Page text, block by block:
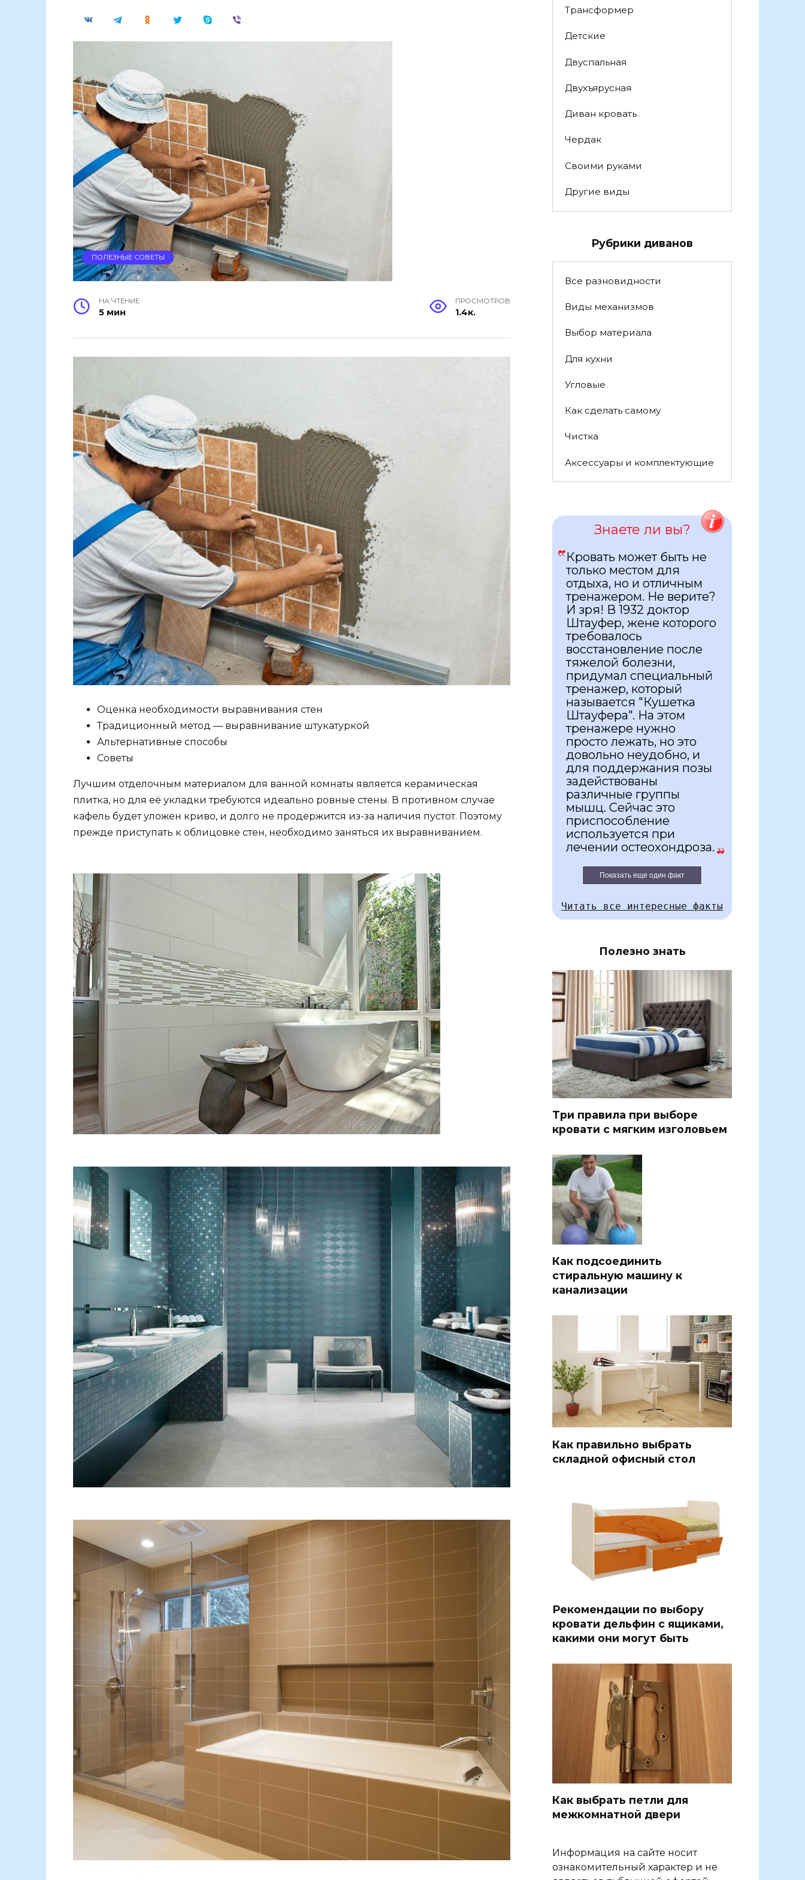
ПОЛЕЗНЫЕ СОВЕТЫ
НА ЧТЕНИЕ
5 мин
ПРОСМОТРОВ
1.4к.
Оценка необходимости выравнивания стен
Традиционный метод — выравнивание штукатуркой
Альтернативные способы
Советы
Лучшим отделочным материалом для ванной комнаты является керамическая
плитка, но для её укладки требуются идеально ровные стены. В противном случае
кафель будет уложен криво, и долго не продержится из-за наличия пустот. Поэтому
прежде приступать к облицовке стен, необходимо заняться их выравниванием.
Трансформер
Детские
Двуспальная
Двухъярусная
Диван кровать
Чердак
Своими руками
Другие виды
Рубрики диванов
Все разновидности
Виды механизмов
Выбор материала
Для кухни
Угловые
Как сделать самому
Чистка
Аксессуары и комплектующие
Знаете ли вы?
Кровать может быть не
только местом для
отдыха, но и отличным
тренажером. Не верите?
И зря! В 1932 доктор
Штауфер, жене которого
требовалось
восстановление после
тяжелой болезни,
придумал специальный
тренажер, который
называется "Кушетка
Штауфера". На этом
тренажере нужно
просто лежать, но это
довольно неудобно, и
для поддержания позы
задействованы
различные группы
мышц. Сейчас это
приспособление
используется при
лечении остеохондроза.
Показать еще один факт
Читать все интересные факты
Полезно знать
Три правила при выборе
кровати с мягким изголовьем
Как подсоединить
стиральную машину к
канализации
Как правильно выбрать
складной офисный стол
Рекомендации по выбору
кровати дельфин с ящиками,
какими они могут быть
Как выбрать петли для
межкомнатной двери
Информация на сайте носит
ознакомительный характер и не